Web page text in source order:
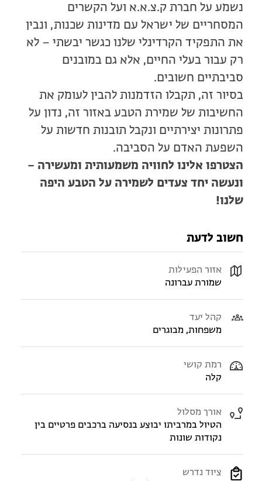
נשמע על חברת ק.צ.א.א ועל הקשרים
המסחריים של ישראל עם מדינות שכנות, ונבין
את התפקיד הקרדינלי שלנו כגשר יבשתי – לא
רק עבור בעלי החיים, אלא גם במובנים
סביבתיים חשובים.
בסיור זה, תקבלו הזדמנות להבין לעומק את
החשיבות של שמירת הטבע באזור זה, נדון על
פתרונות יצירתיים ונקבל תובנות חדשות על
השפעת האדם על הסביבה.
הצטרפו אלינו לחוויה משמעותית ומעשירה –
ונעשה יחד צעדים לשמירה על הטבע היפה
שלנו!
חשוב לדעת
אזור הפעילות
שמורת עברונה
קהל יעד
משפחות, מבוגרים
רמת קושי
קלה
אורך מסלול
הטיול במרביתו יבוצע בנסיעה ברכבים פרטיים בין
נקודות שונות
ציוד נדרש